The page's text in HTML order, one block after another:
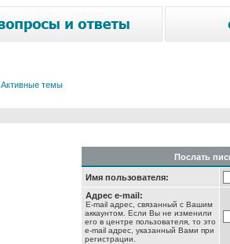
Активные темы
Послать
Имя пользователя:
Адрес e-mail:
E-mail адрес, связанный с Вашим
аккаунтом. Если Вы не изменили
его в центре пользователя, то это
e-mail адрес, указанный Вами при
регистрации.